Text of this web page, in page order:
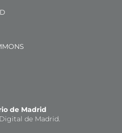
de Madrid
de Madrid.